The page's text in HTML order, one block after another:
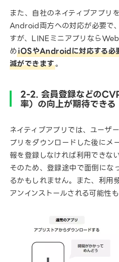
また、自社のネイティブアプリ
Android両方への対応が必要で
すが、LINEミニアプリなら
めiOSやAndroidに対応する必
減ができます。
2-2. 会員登録などの
率）の向上が期待できる
ネイティブアプリでは、ユーザ
プリをダウンロードした後にメ
報を登録しなければ利用できな
そのため、登録途中で面倒にな
るかもしれません。また、利用
アンインストールされる可能性も